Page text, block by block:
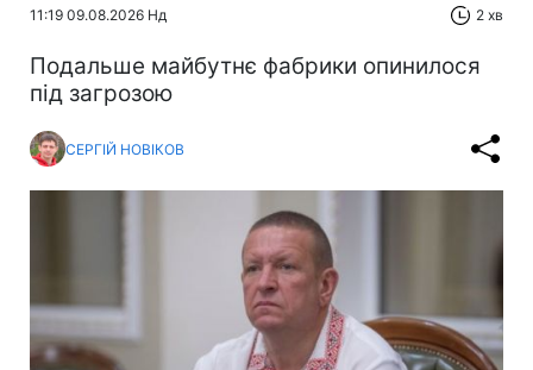
11:19 09.08.2026 Нд 2 хв
Подальше майбутнє фабрики опинилося
під загрозою
СЕРГІЙ НОВІКОВ